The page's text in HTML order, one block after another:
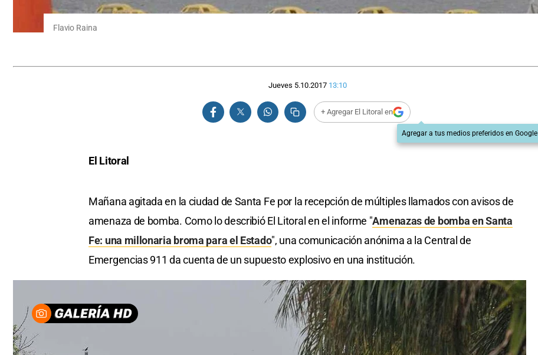
Flavio Raina
Jueves 5.10.2017 13:10
+ Agregar El Litoral en
Agregar a tus medios preferidos en Google
El Litoral
Mañana agitada en la ciudad de Santa Fe por la recepción de múltiples llamados con avisos de
amenaza de bomba. Como lo describió El Litoral en el informe "Amenazas de bomba en Santa
Fe: una millonaria broma para el Estado", una comunicación anónima a la Central de
Emergencias 911 da cuenta de un supuesto explosivo en una institución.